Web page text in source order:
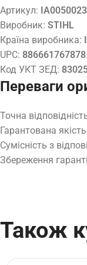
Артикул:
Виробник: STIHL
Країна виробника:
UPC: 886661767878
Код УКТ ЗЕД:
Переваги
Точна
Гарантована
Сумісність з
Збереження
Також